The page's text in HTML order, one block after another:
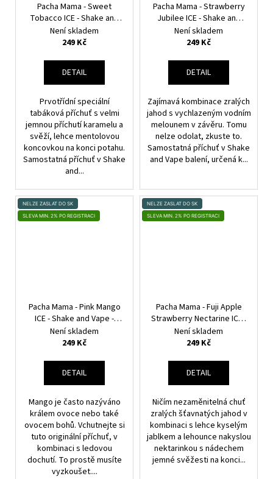
Pacha Mama - Sweet
Tobacco ICE - Shake and
Vape - 20ml
Není skladem
249 Kč
DETAIL
Prvotřídní speciální
tabáková příchuť s velmi
jemnou příchutí karamelu a
svěží, lehce mentolovou
koncovkou na konci potahu.
Samostatná příchuť v Shake
and...
Pacha Mama - Strawberry
Jubilee ICE - Shake and
Vape - 20ml
Není skladem
249 Kč
DETAIL
Zajímavá kombinace zralých
jahod s vychlazeným vodním
melounem v závěru. Tomu
nelze odolat, zkuste to.
Samostatná příchuť v Shake
and Vape balení, určená k...
NELZE ZASLAT DO SK
SLEVA MIN. 2% PO REGISTRACI
Pacha Mama - Pink Mango
ICE - Shake and Vape -
20ml
Není skladem
249 Kč
DETAIL
Mango je často nazýváno
králem ovoce nebo také
ovocem bohů. Vchutnejte si
tuto originální příchuť, v
kombinaci s ledovou
dochutí. To prostě musíte
vyzkoušet....
NELZE ZASLAT DO SK
SLEVA MIN. 2% PO REGISTRACI
Pacha Mama - Fuji Apple
Strawberry Nectarine ICE -
Shake and Vape - 20ml
Není skladem
249 Kč
DETAIL
Ničím nezaměnitelná chuť
zralých šťavnatých jahod v
kombinaci s lehce kyselým
jablkem a lehounce nakyslou
nektarinkou s nádechem
jemné svěžesti na konci...